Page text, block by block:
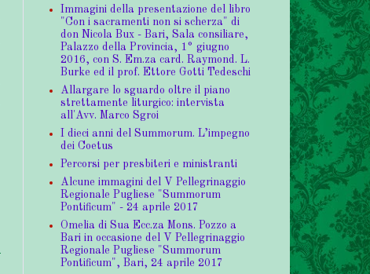
Immagini della presentazione del libro
"Con i sacramenti non si scherza" di
don Nicola Bux - Bari, Sala consiliare,
Palazzo della Provincia, 1° giugno
2016, con S. Em.za card. Raymond. L.
Burke ed il prof. Ettore Gotti Tedeschi
Allargare lo sguardo oltre il piano
strettamente liturgico: intervista
all'Avv. Marco Sgroi
I dieci anni del Summorum. L’impegno
dei Coetus
Percorsi per presbiteri e ministranti
Alcune immagini del V Pellegrinaggio
Regionale Pugliese "Summorum
Pontificum" - 24 aprile 2017
Omelia di Sua Ecc.za Mons. Pozzo a
Bari in occasione del V Pellegrinaggio
Regionale Pugliese "Summorum
Pontificum", Bari, 24 aprile 2017